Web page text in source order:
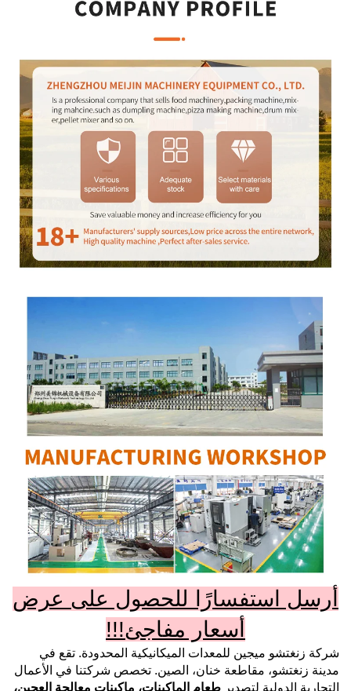
أرسل استفسارًا للحصول على عرض
أسعار مفاجئ!!!
شركة زنغتشو ميجين للمعدات الميكانيكية المحدودة. تقع في
مدينة زنغتشو، مقاطعة خنان، الصين. تخصص شركتنا في الأعمال
التجارية الدولية لتصدير طعام الماكينات، ماكينات معالجة العجين،